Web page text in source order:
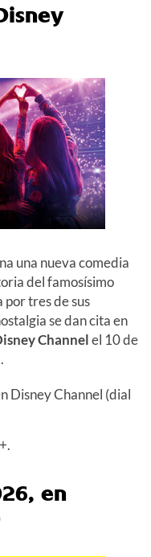
una nueva comedia
del famosísimo
tres de sus
se dan cita en
Channelel 10 de
.
Disney Channel (dial
en